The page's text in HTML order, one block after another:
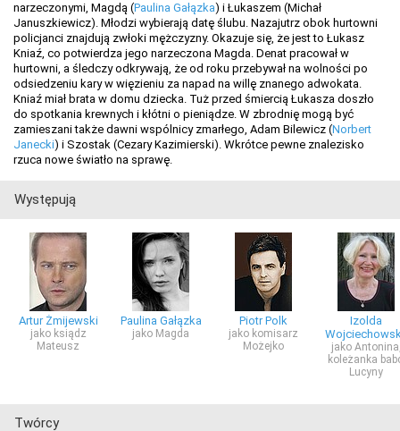
narzeczonymi, Magdą (Paulina Gałązka) i Łukaszem (Michał
Januszkiewicz). Młodzi wybierają datę ślubu. Nazajutrz obok hurtowni
policjanci znajdują zwłoki mężczyzny. Okazuje się, że jest to Łukasz
Kniaź, co potwierdza jego narzeczona Magda. Denat pracował w
hurtowni, a śledczy odkrywają, że od roku przebywał na wolności po
odsiedzeniu kary w więzieniu za napad na willę znanego adwokata.
Kniaź miał brata w domu dziecka. Tuż przed śmiercią Łukasza doszło
do spotkania krewnych i kłótni o pieniądze. W zbrodnię mogą być
zamieszani także dawni wspólnicy zmarłego, Adam Bilewicz (Norbert
Janecki) i Szostak (Cezary Kazimierski). Wkrótce pewne znalezisko
rzuca nowe światło na sprawę.
Występują
Artur Żmijewski
jako ksiądz
Mateusz
Paulina Gałązka
jako Magda
Piotr Polk
jako komisarz
Możejko
Izolda
jako
koleżanka
Lucyny
Twórcy